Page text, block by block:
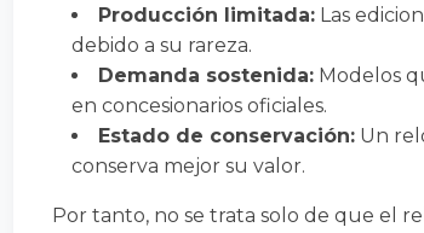
Producción limitada: Las
debido a su rareza.
Demanda sostenida: Modelos
en concesionarios oficiales.
Estado de conservación: Un
conserva mejor su valor.
Por tanto, no se trata solo de que el